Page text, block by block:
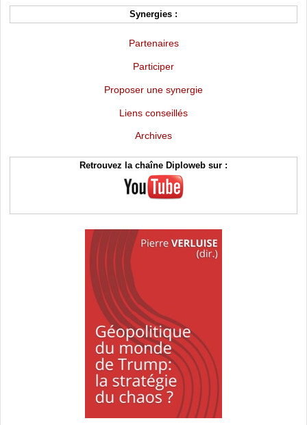
Synergies :
Partenaires
Participer
Proposer une synergie
Liens conseillés
Archives
Retrouvez la chaîne Diploweb sur :